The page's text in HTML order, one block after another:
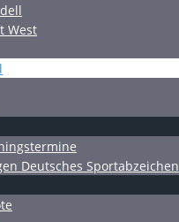
West
Deutsches Sportabzeichen